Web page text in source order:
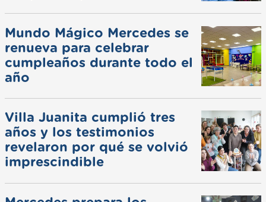
Mundo Mágico Mercedes se
renueva para celebrar
cumpleaños durante todo el
año
Villa Juanita cumplió tres
años y los testimonios
revelaron por qué se volvió
imprescindible